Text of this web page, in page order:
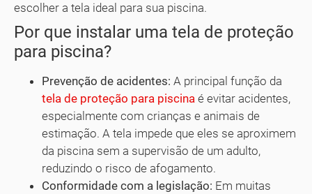
escolher a tela ideal para sua piscina.
Por que instalar uma tela de proteção
para piscina?
Prevenção de acidentes: A principal função da
tela de proteção para piscina é evitar acidentes,
especialmente com crianças e animais de
estimação. A tela impede que eles se aproximem
da piscina sem a supervisão de um adulto,
reduzindo o risco de afogamento.
Conformidade com a legislação: Em muitas